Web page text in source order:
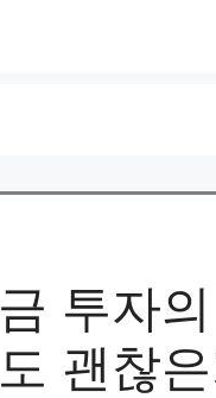
금 투자
도 괜찮